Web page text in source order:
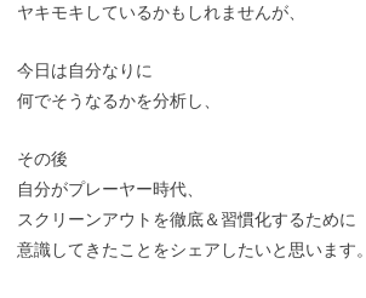
ヤキモキしているかもしれませんが、
今日は自分なりに
何でそうなるかを分析し、
その後
自分がプレーヤー時代、
スクリーンアウトを徹底＆習慣化するために
意識してきたことをシェアしたいと思います。